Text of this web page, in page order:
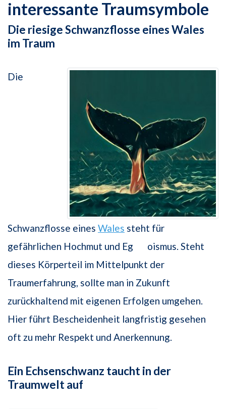
interessante Traumsymbole
Die riesige Schwanzflosse eines Wales
im Traum
Die
Schwanzflosse eines Wales steht für
gefährlichen Hochmut und Eg oismus. Steht
dieses Körperteil im Mittelpunkt der
Traumerfahrung, sollte man in Zukunft
zurückhaltend mit eigenen Erfolgen umgehen.
Hier führt Bescheidenheit langfristig gesehen
oft zu mehr Respekt und Anerkennung.
Ein Echsenschwanz taucht in der
Traumwelt auf